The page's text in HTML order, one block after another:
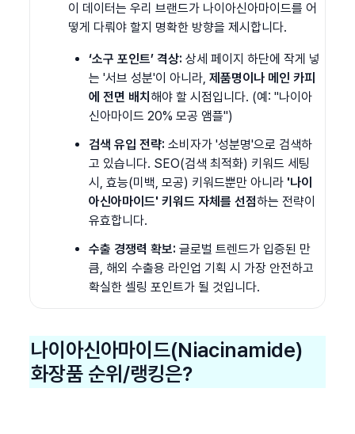
이 데이터는 우리 브랜드가 나이아신아마이드를 어
떻게 다뤄야 할지 명확한 방향을 제시합니다.
‘소구 포인트’ 격상: 상세 페이지 하단에 작게 넣
는 '서브 성분'이 아니라, 제품명이나 메인 카피
에 전면 배치 해야 할 시점입니다. (예: "나이아
신아마이드 20% 모공 앰플")
검색 유입 전략: 소비자가 '성분명'으로 검색하
고 있습니다. SEO(검색 최적화) 키워드 세팅
시, 효능(미백, 모공) 키워드뿐만 아니라 '나이
아신아마이드' 키워드 자체를 선점하는 전략이
유효합니다.
수출 경쟁력 확보: 글로벌 트렌드가 입증된 만
큼, 해외 수출용 라인업 기획 시 가장 안전하고
확실한 셀링 포인트가 될 것입니다.
나이아신아마이드(Niacinamide)
화장품 순위/랭킹은?